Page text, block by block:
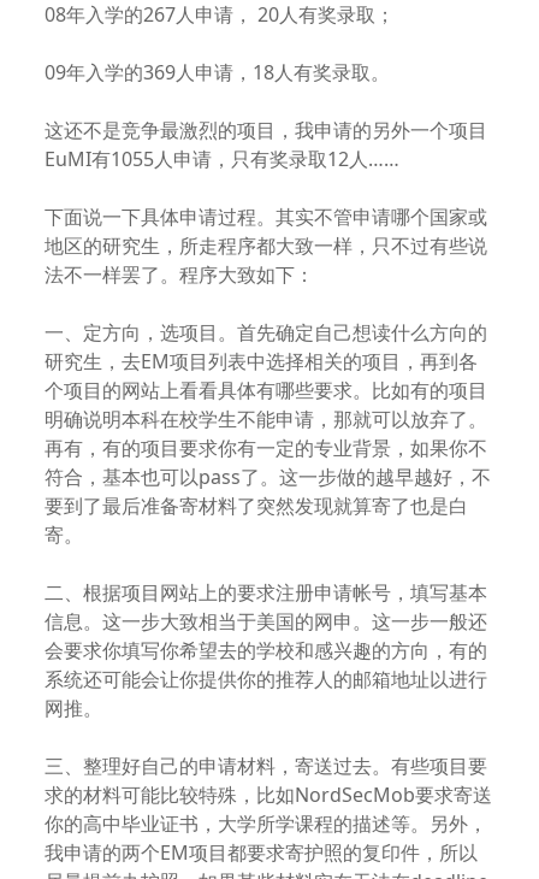
08年入学的267人申请， 20人有奖录取；
09年入学的369人申请，18人有奖录取。
这还不是竞争最激烈的项目，我申请的另外一个项目
EuMI有1055人申请，只有奖录取12人……
下面说一下具体申请过程。其实不管申请哪个国家或
地区的研究生，所走程序都大致一样，只不过有些说
法不一样罢了。程序大致如下：
一、定方向，选项目。首先确定自己想读什么方向的
研究生，去EM项目列表中选择相关的项目，再到各
个项目的网站上看看具体有哪些要求。比如有的项目
明确说明本科在校学生不能申请，那就可以放弃了。
再有，有的项目要求你有一定的专业背景，如果你不
符合，基本也可以pass了。这一步做的越早越好，不
要到了最后准备寄材料了突然发现就算寄了也是白
寄。
二、根据项目网站上的要求注册申请帐号，填写基本
信息。这一步大致相当于美国的网申。这一步一般还
会要求你填写你希望去的学校和感兴趣的方向，有的
系统还可能会让你提供你的推荐人的邮箱地址以进行
网推。
三、整理好自己的申请材料，寄送过去。有些项目要
求的材料可能比较特殊，比如NordSecMob要求寄送
你的高中毕业证书，大学所学课程的描述等。另外，
我申请的两个EM项目都要求寄护照的复印件，所以